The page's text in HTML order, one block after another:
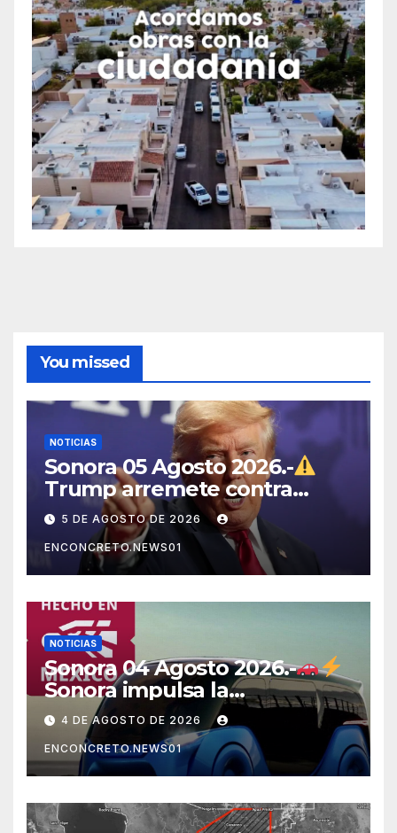
You missed
NOTICIAS
Sonora 05 Agosto 2026.-
Trump arremete contra
México, Canadá y otras
potencias por supuestos
abusos comerciales
5 DE AGOSTO DE 2026
ENCONCRETO.NEWS01
NOTICIAS
Sonora 04 Agosto 2026.-
Sonora impulsa la
electromovilidad con
«Beyond», un vehículo
eléctrico desarrollado junto
al ITH
4 DE AGOSTO DE 2026
ENCONCRETO.NEWS01